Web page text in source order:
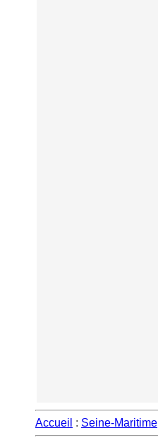
Accueil : Seine-Maritime